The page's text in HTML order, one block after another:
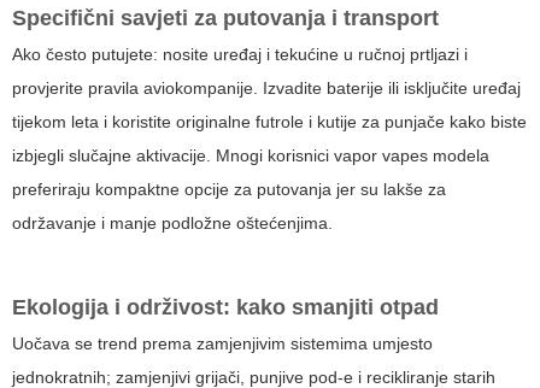
Specifični savjeti za putovanja i transport
Ako često putujete: nosite uređaj i tekućine u ručnoj prtljazi i
provjerite pravila aviokompanije. Izvadite baterije ili isključite uređaj
tijekom leta i koristite originalne futrole i kutije za punjače kako biste
izbjegli slučajne aktivacije. Mnogi korisnici vapor vapes modela
preferiraju kompaktne opcije za putovanja jer su lakše za
održavanje i manje podložne oštećenjima.
Ekologija i održivost: kako smanjiti otpad
Uočava se trend prema zamjenjivim sistemima umjesto
jednokratnih; zamjenjivi grijači, punjive pod-e i recikliranje starih